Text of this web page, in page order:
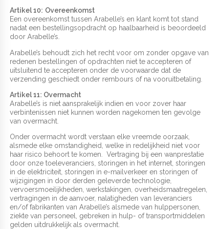
Artikel 10: Overeenkomst
Een overeenkomst tussen Arabelle’s en klant komt tot stand
nadat een bestellingsopdracht op haalbaarheid is beoordeeld
door Arabelle’s.
Arabelle’s behoudt zich het recht voor om zonder opgave van
redenen bestellingen of opdrachten niet te accepteren of
uitsluitend te accepteren onder de voorwaarde dat de
verzending geschiedt onder rembours of na vooruitbetaling.
Artikel 11: Overmacht
Arabelle’s is niet aansprakelijk indien en voor zover haar
verbintenissen niet kunnen worden nagekomen ten gevolge
van overmacht.
Onder overmacht wordt verstaan elke vreemde oorzaak,
alsmede elke omstandigheid, welke in redelijkheid niet voor
haar risico behoort te komen. Vertraging bij een wanprestatie
door onze toeleveranciers, storingen in het internet, storingen
in de elektriciteit, storingen in e-mailverkeer en storingen of
wijzigingen in door derden geleverde technologie,
vervoersmoeilijkheden, werkstakingen, overheidsmaatregelen,
vertragingen in de aanvoer, nalatigheden van leveranciers
en/of fabrikanten van Arabelle’s alsmede van hulppersonen,
ziekte van personeel, gebreken in hulp- of transportmiddelen
gelden uitdrukkelijk als overmacht.